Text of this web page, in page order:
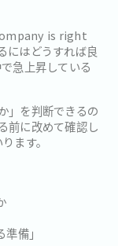
is right
にはどうすれば良
急上昇している
」を判断できるの
前に改めて確認し
ます。
備」